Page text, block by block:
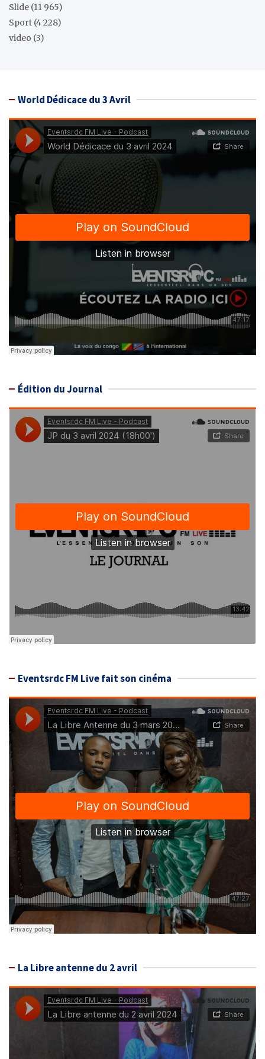
Slide (11 965)
Sport (4 228)
video (3)
World Dédicace du 3 Avril
Édition du Journal
Eventsrdc FM Live fait son cinéma
La Libre antenne du 2 avril